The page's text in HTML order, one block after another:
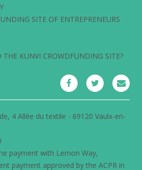
SITE OF ENTREPRENEURS
KUNVI CROWDFUNDING SITE?
4 Allée du textile - 69120 Vaulx-en-
payment with Lemon Way,
payment approved by the ACPR in